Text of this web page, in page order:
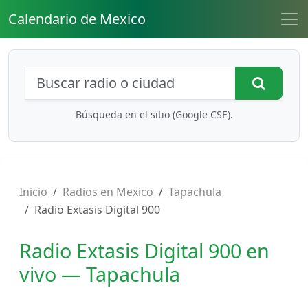
Calendario de Mexico
Búsqueda de radios y contenidos
Búsqueda en el sitio (Google CSE).
Inicio Radios en Mexico
Tapachula
Radio Extasis Digital 900
Radio Extasis Digital 900 en
vivo — Tapachula